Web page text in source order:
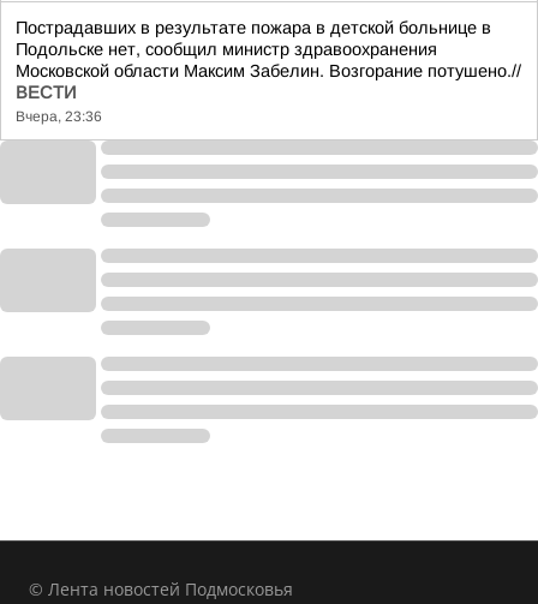
Пострадавших в результате пожара в детской больнице в
Подольске нет, сообщил министр здравоохранения
Московской области Максим Забелин. Возгорание потушено.//
ВЕСТИ
Вчера, 23:36
© Лента новостей Подмосковья